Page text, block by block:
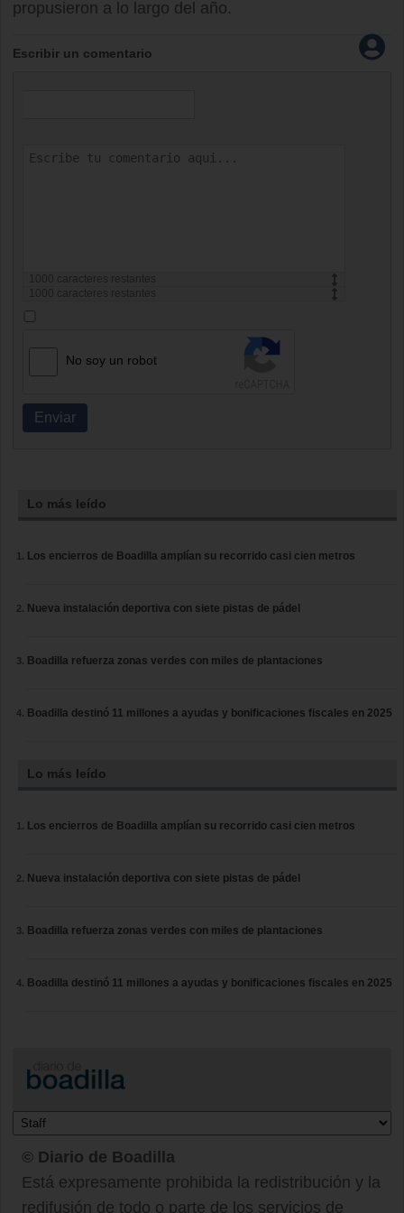
propusieron a lo largo del año.
Escribir un comentario
caracteres restantes
caracteres restantes
No soy un robot
Enviar
Lo más leído
Los encierros de Boadilla amplían su recorrido casi cien metros
Nueva instalación deportiva con siete pistas de pádel
Boadilla refuerza zonas verdes con miles de plantaciones
Boadilla destinó 11 millones a ayudas y bonificaciones fiscales en 2025
Lo más leído
Los encierros de Boadilla amplían su recorrido casi cien metros
Nueva instalación deportiva con siete pistas de pádel
Boadilla refuerza zonas verdes con miles de plantaciones
Boadilla destinó 11 millones a ayudas y bonificaciones fiscales en 2025
© Diario de Boadilla
Está expresamente prohibida la redistribución y la
redifusión de todo o parte de los servicios de